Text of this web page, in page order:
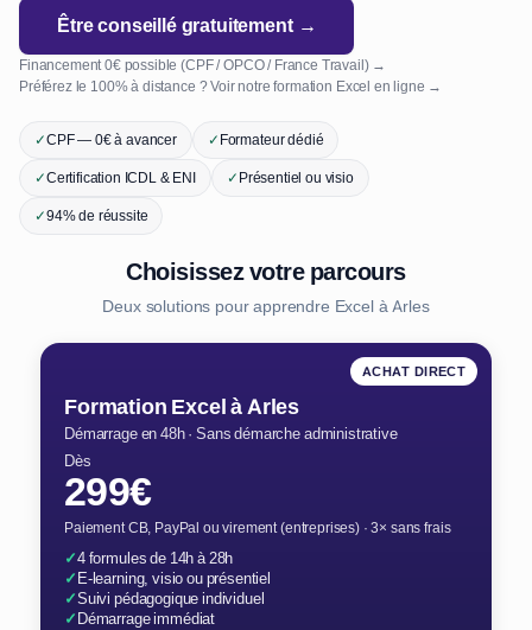
Être conseillé gratuitement →
Financement 0€ possible (CPF / OPCO / France Travail) →
Préférez le 100% à distance ? Voir notre formation Excel en ligne →
✓CPF — 0€ à avancer ✓Formateur dédié
✓Certification ICDL & ENI ✓Présentiel ou visio
✓94% de réussite
Choisissez votre parcours
Deux solutions pour apprendre Excel à Arles
ACHAT DIRECT
Formation Excel à Arles
Démarrage en 48h · Sans démarche administrative
Dès
299€
Paiement CB, PayPal ou virement (entreprises) · 3× sans frais
✓4 formules de 14h à 28h
✓E-learning, visio ou présentiel
✓Suivi pédagogique individuel
✓Démarrage immédiat